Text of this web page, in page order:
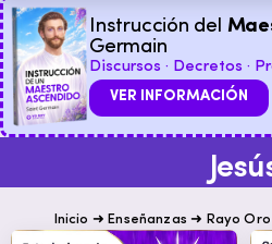
Instrucción del
Germain
Discursos · Decretos ·
VER INFORMACIÓN
Inicio ➜ Enseñanzas ➜ Rayo